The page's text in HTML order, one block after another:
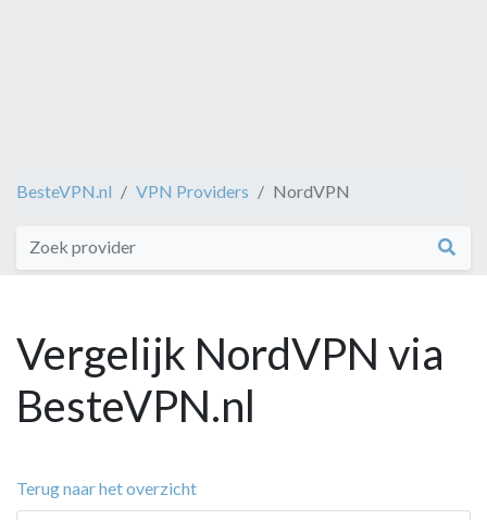
BesteVPN.nl VPN Providers NordVPN
Vergelijk NordVPN via
BesteVPN.nl
Terug naar het overzicht